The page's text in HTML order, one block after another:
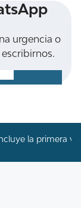
urgencia o
la primera